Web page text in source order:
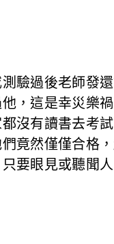
驗過後老師發
，這是幸災樂
沒有讀書去考
竟然僅僅合格
要眼見或聽聞